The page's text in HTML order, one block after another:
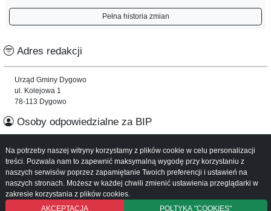
Pełna historia zmian
Adres redakcji
Urząd Gminy Dygowo
ul. Kolejowa 1
78-113 Dygowo
Osoby odpowiedzialne za BIP
Informacje o serwisie
Mapa serwisu
Instrukcja obsługi
Na potrzeby naszej witryny korzystamy z plików cookie w celu personalizacji
treści. Pozwala nam to zapewnić maksymalną wygodę przy korzystaniu z
naszych serwisów poprzez zapamiętanie Twoich preferencji i ustawień na
naszych stronach. Możesz w każdej chwili zmienić ustawienia przeglądarki w
zakresie korzystania z plików cookies.
AKCEPTACJA
POLTYKA "COOKIES"